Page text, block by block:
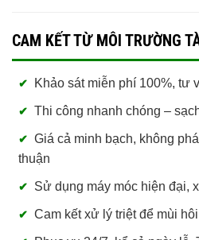
CAM KẾT TỪ MÔI TRƯỜNG
Khảo sát miễn phí 100%, tư
Thi công nhanh chóng –
Giá cả minh bạch, không
thuận
Sử dụng máy móc hiện đại,
Cam kết xử lý triệt để mùi